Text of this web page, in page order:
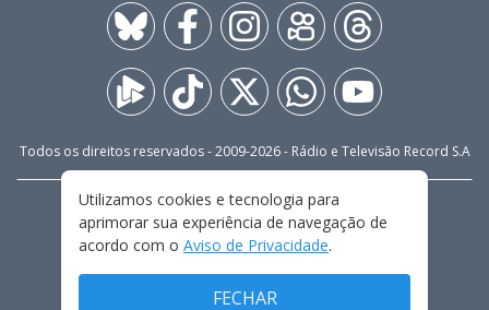
Todos os direitos reservados - 2009-2026- Rádio e Televisão Record S.A
FALE CONOSCO
PRIVACIDADE
TERMOS E CONDIÇÕES DE USO
Utilizamos cookies e tecnologia para
aprimorar sua experiência de navegação de
acordo com o Aviso de Privacidade.
FECHAR